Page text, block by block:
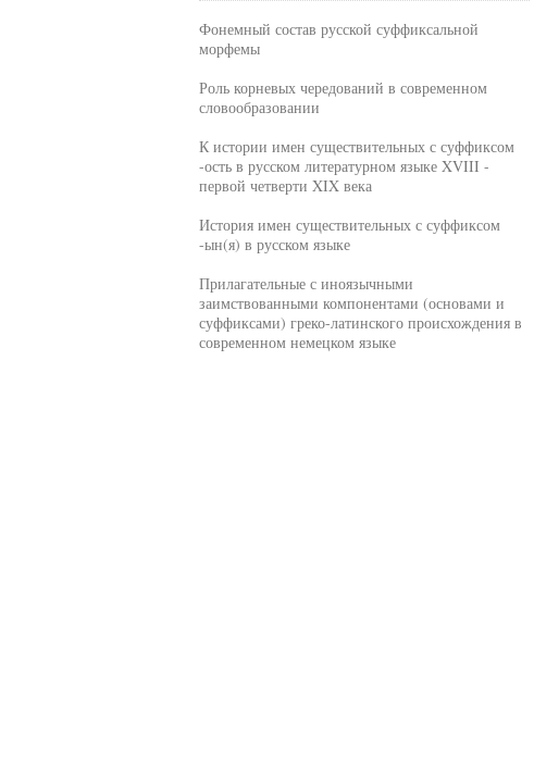
Фонемный состав русской суффиксальной
морфемы
Роль корневых чередований в современном
словообразовании
К истории имен существительных с суффиксом
-ость в русском литературном языке XVIII -
первой четверти XIX века
История имен существительных с суффиксом
-ын(я) в русском языке
Прилагательные с иноязычными
заимствованными компонентами (основами и
суффиксами) греко-латинского происхождения в
современном немецком языке